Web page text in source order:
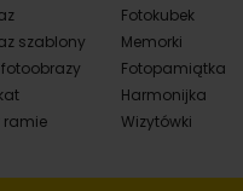
szablony
ramie
Fotokubek
Memorki
Fotopamiątka
Harmonijka
Wizytówki